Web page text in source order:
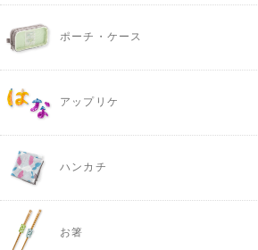
ポーチ・ケース
アップリケ
ハンカチ
お箸